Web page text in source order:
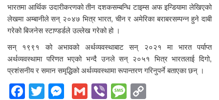
भारतमा आर्थिक उदारीकरणको तीन दशकसम्बन्धि टाइम्स अफ इन्डियामा लेखिएको
लेखमा अम्बानीले सन् २०४७ भित्र भारत, चीन र अमेरिका बराबरसम्पन्न हुने दाबी
गरेको बिजनेस स्टाण्डर्डले उल्लेख गरेको हो ।
सन् १९९१ को अभावको अर्थव्यवस्थाबाट सन् २०२१ मा भारत पर्याप्त
अर्थव्यवस्थामा परिणत भएको भन्दै उनले सन् २०५१ भित्र भारतलाई दिगो,
प्रशंसनीय र समान समृद्धिको अर्थव्यवस्थामा रूपान्तरण गरिनुपर्ने बताएका छन् ।
Facebook
TwitterMessenger
GmailViberMessage